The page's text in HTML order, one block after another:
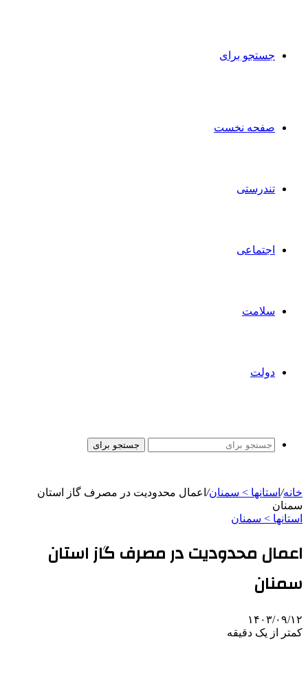
جستجو برای
صفحه نخست
تندرستی
اجتماعی
سلامت
دولت
جستجو برای
خانه/ استانها > سمنان/ اعمال محدودیت در مصرف گاز استان
سمنان
استانها > سمنان
اعمال محدودیت در مصرف گاز استان
سمنان
۱۴۰۳/۰۹/۱۲
کمتر از یک دقیقه